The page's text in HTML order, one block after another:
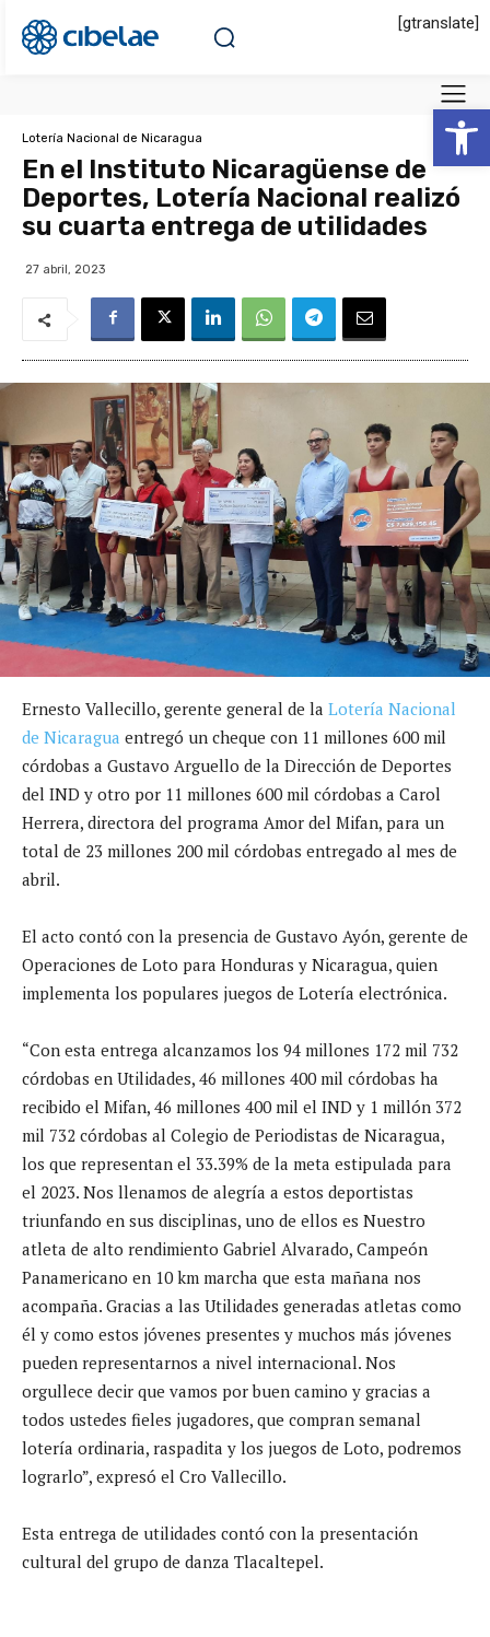
Abrir
[gtranslate]
Lotería Nacional de Nicaragua
En el Instituto Nicaragüense de
Deportes, Lotería Nacional realizó
su cuarta entrega de utilidades
27 abril, 2023
Ernesto Vallecillo, gerente general de la Lotería Nacional
de Nicaragua entregó un cheque con 11 millones 600 mil
córdobas a Gustavo Arguello de la Dirección de Deportes
del IND y otro por 11 millones 600 mil córdobas a Carol
Herrera, directora del programa Amor del Mifan, para un
total de 23 millones 200 mil córdobas entregado al mes de
abril.
El acto contó con la presencia de Gustavo Ayón, gerente de
Operaciones de Loto para Honduras y Nicaragua, quien
implementa los populares juegos de Lotería electrónica.
“Con esta entrega alcanzamos los 94 millones 172 mil 732
córdobas en Utilidades, 46 millones 400 mil córdobas ha
recibido el Mifan, 46 millones 400 mil el IND y 1 millón 372
mil 732 córdobas al Colegio de Periodistas de Nicaragua,
los que representan el 33.39% de la meta estipulada para
el 2023. Nos llenamos de alegría a estos deportistas
triunfando en sus disciplinas, uno de ellos es Nuestro
atleta de alto rendimiento Gabriel Alvarado, Campeón
Panamericano en 10 km marcha que esta mañana nos
acompaña. Gracias a las Utilidades generadas atletas como
él y como estos jóvenes presentes y muchos más jóvenes
pueden representarnos a nivel internacional. Nos
orgullece decir que vamos por buen camino y gracias a
todos ustedes fieles jugadores, que compran semanal
lotería ordinaria, raspadita y los juegos de Loto, podremos
lograrlo”, expresó el Cro Vallecillo.
Esta entrega de utilidades contó con la presentación
cultural del grupo de danza Tlacaltepel.